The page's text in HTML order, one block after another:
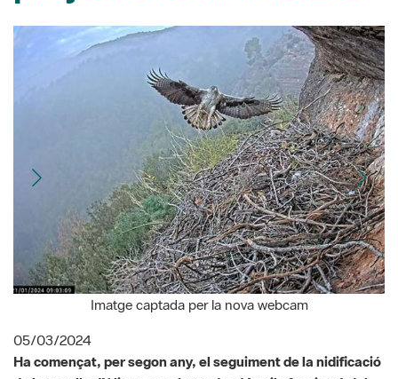
Imatge captada per la nova webcam
05/03/2024
Ha començat, per segon any, el seguiment de la nidificació